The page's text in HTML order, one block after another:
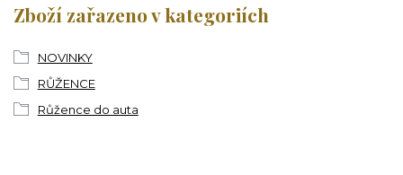
Zboží zařazeno v kategoriích
NOVINKY
RŮŽENCE
Růžence do auta